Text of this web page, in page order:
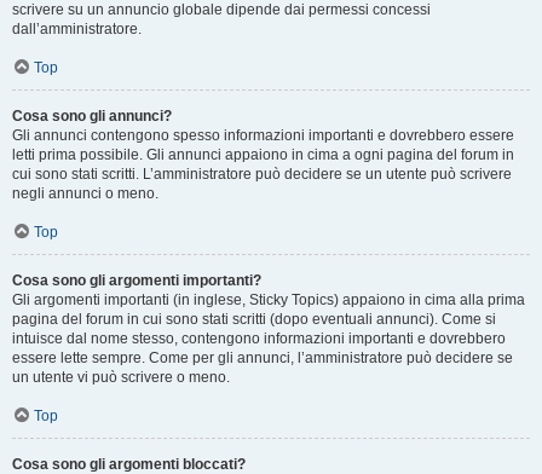
scrivere su un annuncio globale dipende dai permessi concessi
dall’amministratore.
Top
Cosa sono gli annunci?
Gli annunci contengono spesso informazioni importanti e dovrebbero essere
letti prima possibile. Gli annunci appaiono in cima a ogni pagina del forum in
cui sono stati scritti. L’amministratore può decidere se un utente può scrivere
negli annunci o meno.
Top
Cosa sono gli argomenti importanti?
Gli argomenti importanti (in inglese, Sticky Topics) appaiono in cima alla prima
pagina del forum in cui sono stati scritti (dopo eventuali annunci). Come si
intuisce dal nome stesso, contengono informazioni importanti e dovrebbero
essere lette sempre. Come per gli annunci, l’amministratore può decidere se
un utente vi può scrivere o meno.
Top
Cosa sono gli argomenti bloccati?